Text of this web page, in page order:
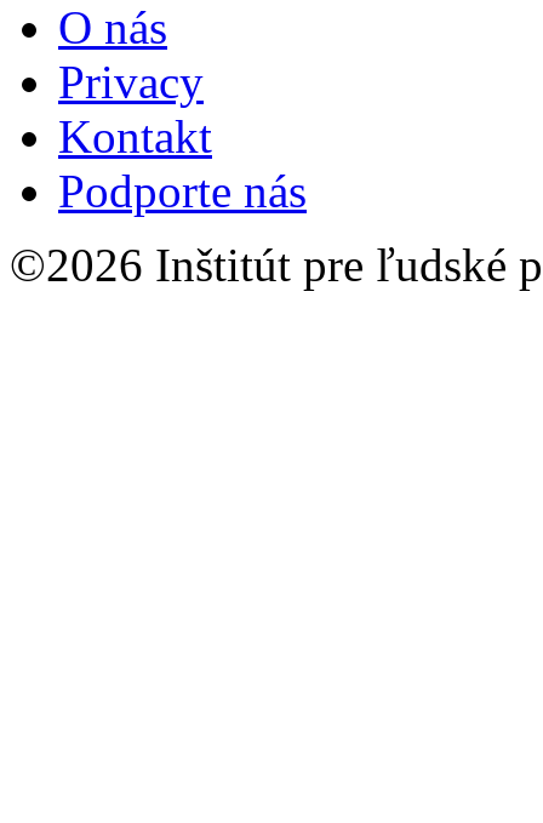
O nás
Privacy
Kontakt
Podporte nás
©2026 Inštitút pre ľudské